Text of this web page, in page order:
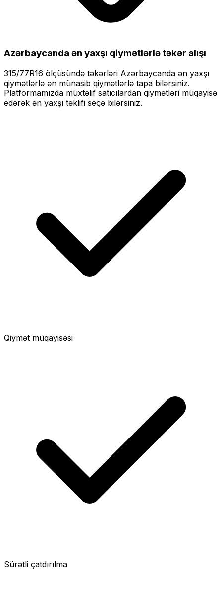
Azərbaycanda ən yaxşı qiymətlərlətəkər alışı
315/77R16 ölçüsündə təkərləri Azərbaycanda ən yaxşı
qiymətlərlə ən münasib qiymətlərlə tapa bilərsiniz.
Platformamızda müxtəlif satıcılardan qiymətləri müqayisə
edərək ən yaxşı təklifi seçə bilərsiniz.
Qiymət müqayisəsi
Sürətli çatdırılma